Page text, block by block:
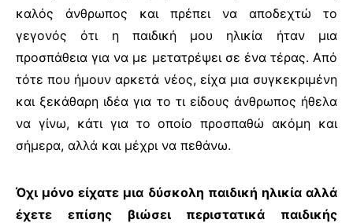
καλός άνθρωπος και πρέπει να αποδεχτώ το
γεγονός ότι η παιδική μου ηλικία ήταν μια
προσπάθεια για να με μετατρέψει σε ένα τέρας. Από
τότε που ήμουν αρκετά νέος, είχα μια συγκεκριμένη
και ξεκάθαρη ιδέα για το τι είδους άνθρωπος ήθελα
να γίνω, κάτι για το οποίο προσπαθώ ακόμη και
σήμερα, αλλά και μέχρι να πεθάνω.
Όχι μόνο είχατε μια δύσκολη παιδική ηλικία αλλά
έχετε επίσης βιώσει περιστατικά παιδικής